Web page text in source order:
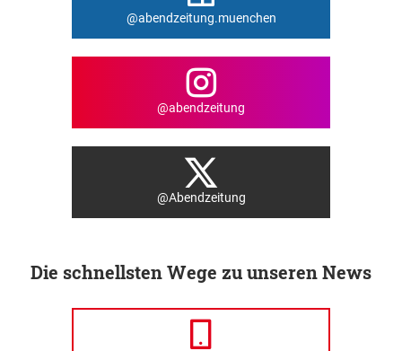
@abendzeitung.muenchen
@abendzeitung
@Abendzeitung
Die schnellsten Wege zu unseren News